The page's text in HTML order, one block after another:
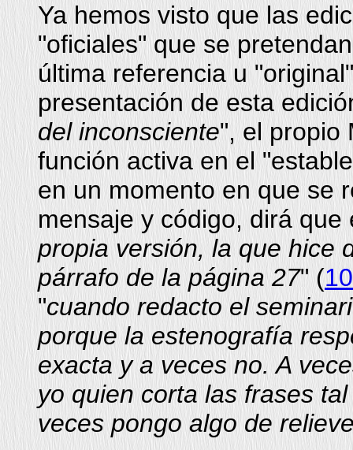
Ya hemos visto que las
"oficiales" que se
última referencia u
presentación de esta
del inconsciente", el propio
función activa en el
en un momento en que se
mensaje y código, dirá
propia versión, la que hice
párrafo de la página 27" (
"cuando redacto el
porque la estenografía
exacta y a veces no. A
yo quien corta las frases
veces pongo algo de